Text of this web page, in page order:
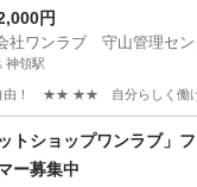
円
社ワンラブ 守山管理セン
神領駅
！ ★★ ★★ 自分らしく働ける
領駅 その他 スタッフ
ットショップワンラブ」
ー募集中